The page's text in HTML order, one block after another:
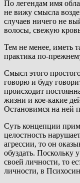
По легендам имя
не вижу смысла
случаев ничего не
волосы, свежую
Тем не менее, иметь
практика по-
Смысл этого
говорю и буду
происходит
жизни и кое-какие
Остановимся на ней
Суть концепции
целостность
агрессии, то он
обуздать. Поскольку
своей личности, то
личности, в